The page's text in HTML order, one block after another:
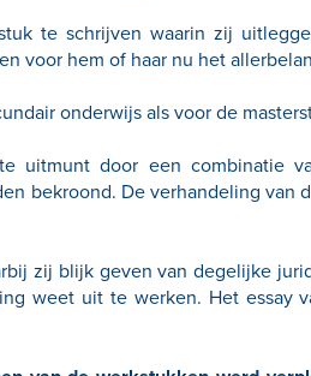
te schrijven waarin zij
voor hem of haar nu het
onderwijs als voor de
uitmunt door een combinatie
bekroond. De verhandeling van
zij blijk geven van degelijke
weet uit te werken. Het essay